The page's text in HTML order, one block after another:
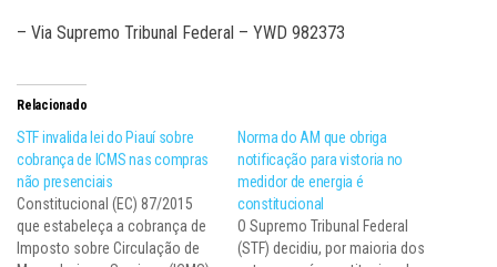
– Via Supremo Tribunal Federal – YWD 982373
Relacionado
STF invalida lei do Piauí sobre
cobrança de ICMS nas compras
não presenciais
Constitucional (EC) 87/2015
que estabeleça a cobrança de
Imposto sobre Circulação de
Norma do AM que obriga
notificação para vistoria no
medidor de energia é
constitucional
O Supremo Tribunal Federal
(STF) decidiu, por maioria dos